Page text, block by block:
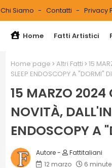
Chi Siamo Contatti Privacy
Home Fatti Artistici
Home page Altri Fatti
15
SLEEP ENDOSCOPY A "DORMI"
15 MARZO 2024
NOVITÀ,
ENDOSCOPY A
Fattitaliani
12 marzo
6